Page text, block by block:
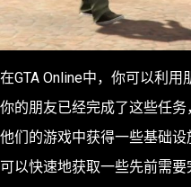
在GTA Online中，你可以利
你的朋友已经完成了这些任
他们的游戏中获得一些基础
可以快速地获取一些先前需